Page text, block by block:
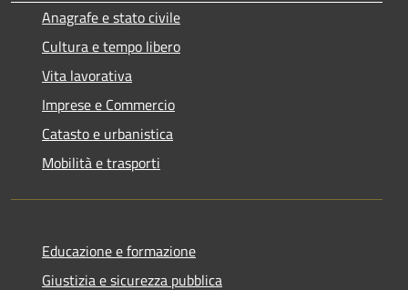
Anagrafe e stato civile
Cultura e tempo libero
Vita lavorativa
Imprese e Commercio
Catasto e urbanistica
Mobilità e trasporti
Educazione e formazione
Giustizia e sicurezza pubblica